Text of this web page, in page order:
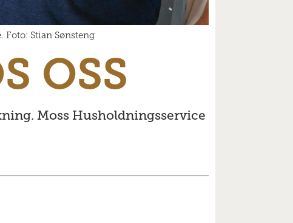
Foto: Stian Sønsteng
OSS
Moss Husholdningsservice